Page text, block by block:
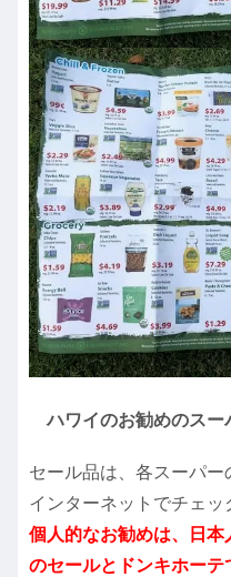
ハワイのお勧めのスー
セール品は、各スーパ
インターネットでチェッ
個人的なお勧めは、日
のセールとドンキホーテ